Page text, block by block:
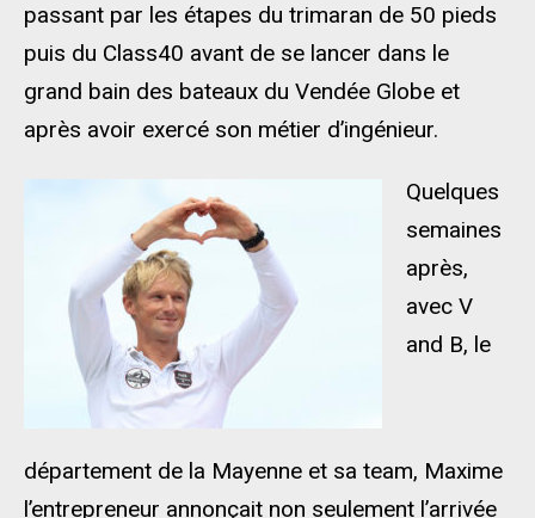
passant par les étapes du trimaran de 50 pieds
puis du Class40 avant de se lancer dans le
grand bain des bateaux du Vendée Globe et
après avoir exercé son métier d’ingénieur.
Quelques
semaines
après,
avec V
and B, le
département de la Mayenne et sa team, Maxime
l’entrepreneur annonçait non seulement l’arrivée